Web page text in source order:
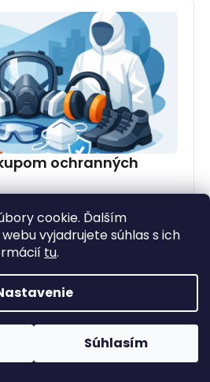
cookie. Ďalším
vyjadrujete súhlas s ich
tu.
Súhlasím
ochranných
rúška a respirátory podľa
aj balenia.